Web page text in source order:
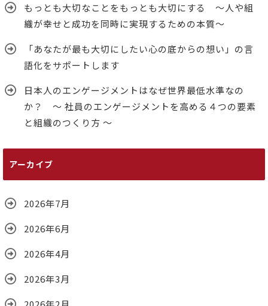
もっとも大切なことをもっとも大切にする ～人や組
織が幸せと成功を同時に実現するための本質～
「あなたが最も大切にしたい心の底からの想い」の言
語化をサポートします
日本人のエンゲージメントはなぜ世界最低水準なの
か？ ～ 社員のエンゲージメントを高める４つの要素
と組織のつくり方 ～
アーカイブ
2026年7月
2026年6月
2026年4月
2026年3月